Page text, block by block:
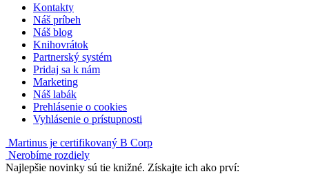
Kontakty
Náš príbeh
Náš blog
Knihovrátok
Partnerský systém
Pridaj sa k nám
Marketing
Náš labák
Prehlásenie o cookies
Vyhlásenie o prístupnosti
Martinus je certifikovaný B Corp
Nerobíme rozdiely
Najlepšie novinky sú tie knižné. Získajte ich ako prví: